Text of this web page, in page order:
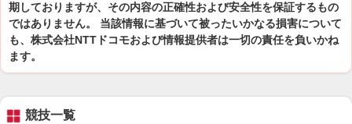
期しておりますが、その内容の正確性および安全性を保証するもの
ではありません。 当該情報に基づいて被ったいかなる損害について
も、株式会社NTTドコモおよび情報提供者は一切の責任を負いかね
ます。
競技一覧